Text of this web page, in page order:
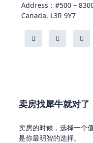
Address：#500 –
Canada, L3R 9Y7
卖房找犀牛就对了
卖房的时候，选择一个
是你最明智的选择。